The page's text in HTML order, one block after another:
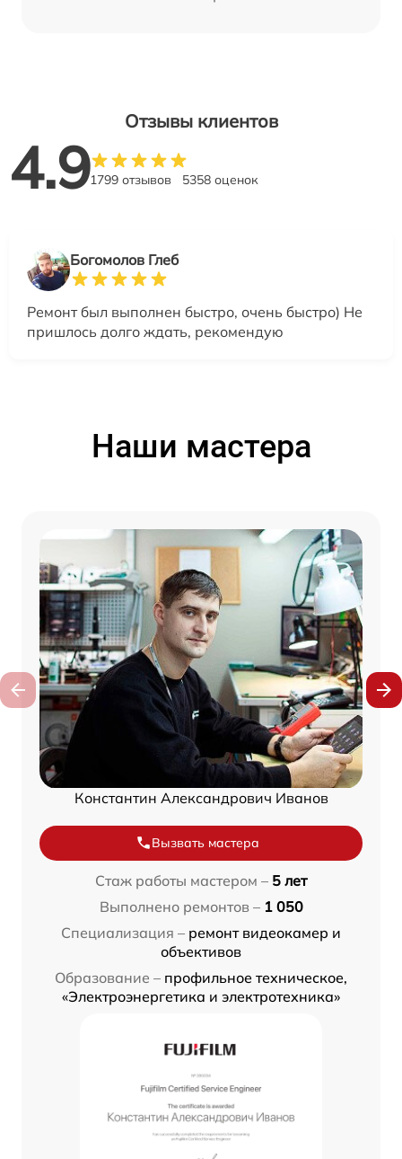
Отзывы клиентов
4.91799 отзывов 5358 оценок
Богомолов Глеб
Ремонт был выполнен быстро, очень быстро) Не
пришлось долго ждать, рекомендую
Наши мастера
Константин Александрович Иванов
Вызвать мастера
Стаж работы мастером – 5 лет
Выполнено ремонтов – 1 050
Специализация – ремонт видеокамер и
объективов
Образование – профильное техническое,
«Электроэнергетика и электротехника»